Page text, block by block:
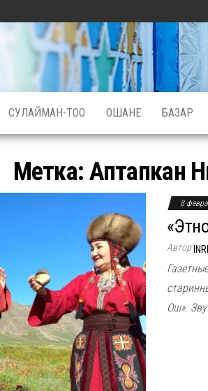
СУЛАЙМАН-ТОО ОШАНЕ БАЗАР
Метка: Аптапкан
8
Автор
Ош».